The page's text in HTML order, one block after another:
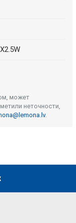
может
неточности,
.